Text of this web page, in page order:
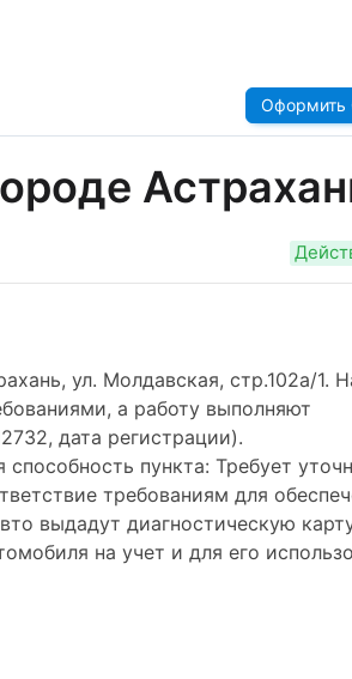
ул. Молдавская, стр.102а/1.
а работу выполняют
дата регистрации).
пункта: Требует
требованиям для
выдадут диагностическую
на учет и для его